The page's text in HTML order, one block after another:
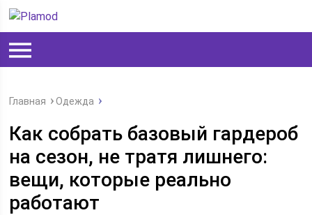
Главная Одежда
Как собрать базовый гардероб
на сезон, не тратя лишнего:
вещи, которые реально
работают